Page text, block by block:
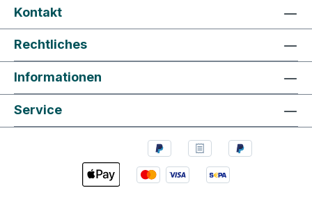
Kontakt
Rechtliches
Informationen
Service